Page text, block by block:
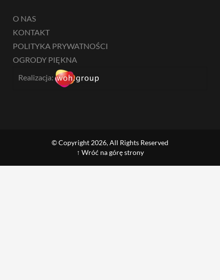
O NAS
KONTAKT
POLITYKA PRYWATNOŚCI
OGRODY PIĘKNA
Realizacja:
© Copyright 2026, All Rights Reserved
↑ Wróć na górę strony